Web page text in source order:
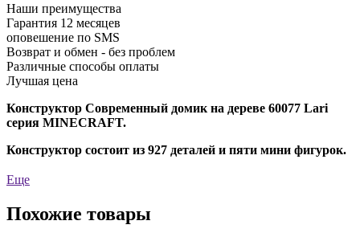
Наши преимущества
Гарантия 12 месяцев
оповешение по SMS
Возврат и обмен - без проблем
Различные способы оплаты
Лучшая цена
Конструктор Современный домик на дереве 60077 Lari
серия MINECRAFT.
Конструктор состоит из 927 деталей и пяти мини фигурок.
Еще
Похожие товары